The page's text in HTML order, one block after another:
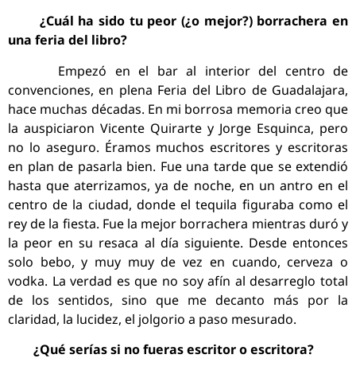
¿Cuál ha sido tu peor (¿o mejor?) borrachera en
una feria del libro?
Empezó en el bar al interior del centro de
convenciones, en plena Feria del Libro de Guadalajara,
hace muchas décadas. En mi borrosa memoria creo que
la auspiciaron Vicente Quirarte y Jorge Esquinca, pero
no lo aseguro. Éramos muchos escritores y escritoras
en plan de pasarla bien. Fue una tarde que se extendió
hasta que aterrizamos, ya de noche, en un antro en el
centro de la ciudad, donde el tequila figuraba como el
rey de la fiesta. Fue la mejor borrachera mientras duró y
la peor en su resaca al día siguiente. Desde entonces
solo bebo, y muy muy de vez en cuando, cerveza o
vodka. La verdad es que no soy afín al desarreglo total
de los sentidos, sino que me decanto más por la
claridad, la lucidez, el jolgorio a paso mesurado.
¿Qué serías si no fueras escritor o escritora?